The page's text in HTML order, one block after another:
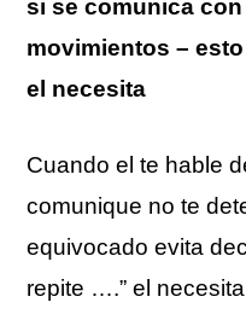
si se comunica
movimientos –
el necesita
Cuando el te hable
comunique no te
equivocado evita
repite ….” el